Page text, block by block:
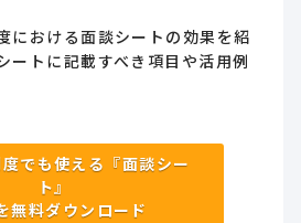
における面談シートの効果を紹
ートに記載すべき項目や活用例
でも使える『面談シー
ト』
無料ダウンロード